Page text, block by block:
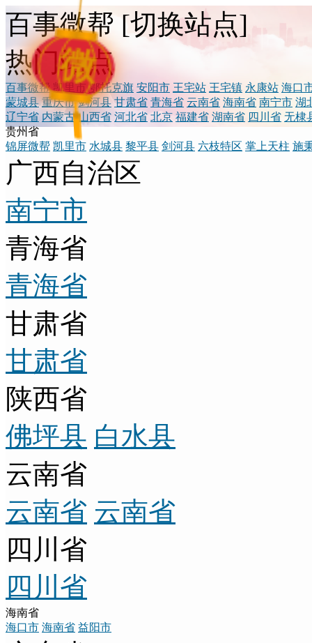
百事微帮 [切换站点]
热门站点
百事微帮 凯里市 鄂托克旗 安阳市 王宅站 王宅镇 永康站 海口
蒙城县 重庆市 剑河县 甘肃省 青海省 云南省 海南省 南宁市 湖
辽宁省 内蒙古 山西省 河北省 北京 福建省 湖南省 四川省 无棣
贵州省
锦屏微帮 凯里市 水城县 黎平县 剑河县 六枝特区 掌上天柱 施
广西自治区
南宁市
青海省
青海省
甘肃省
甘肃省
陕西省
佛坪县 白水县
云南省
云南省 云南省
四川省
四川省
海南省
海口市 海南省 益阳市
微